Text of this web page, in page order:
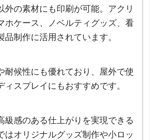
外の素材にも印刷が可能。アクリ
ホケース、ノベルティグッズ、看
品制作に活用されています。
耐候性にも優れており、屋外で使
ィスプレイにもおすすめです。
級感のある仕上がりを実現できる
はオリジナルグッズ制作や小ロッ